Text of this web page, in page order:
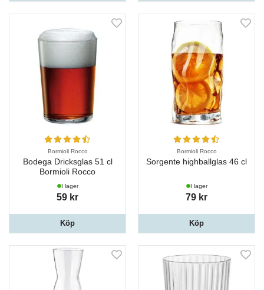
Bormioli Rocco
Bodega Dricksglas 51 cl
Bormioli Rocco
I lager
59 kr
Köp
Bormioli Rocco
Sorgente highballglas 46 cl
I lager
79 kr
Köp